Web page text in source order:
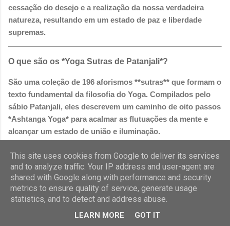
cessação do desejo e a realização da nossa verdadeira
natureza, resultando em um estado de paz e liberdade
supremas.
O que são os *Yoga Sutras de Patanjali*?
São uma coleção de 196 aforismos **sutras** que formam o
texto fundamental da filosofia do Yoga. Compilados pelo
sábio Patanjali, eles descrevem um caminho de oito passos
*Ashtanga Yoga* para acalmar as flutuações da mente e
alcançar um estado de união e iluminação.
O que é *Ahimsa* ou não-violência?
Ahimsa é o princípio de não causar dano a nenhum ser
vivo, seja em pensamento, palavra ou ação. É um dos
pilares éticos *Yamas* do Yoga. Mais do que apenas a
ausência de violência, é uma prática ativa de compaixão,
This site uses cookies from Google to deliver its services
and to analyze traffic. Your IP address and user-agent are
shared with Google along with performance and security
metrics to ensure quality of service, generate usage
statistics, and to detect and address abuse.
LEARN MORE GOT IT